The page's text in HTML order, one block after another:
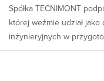
Spółka TECNIMONT
której weźmie udział
inżynieryjnych w